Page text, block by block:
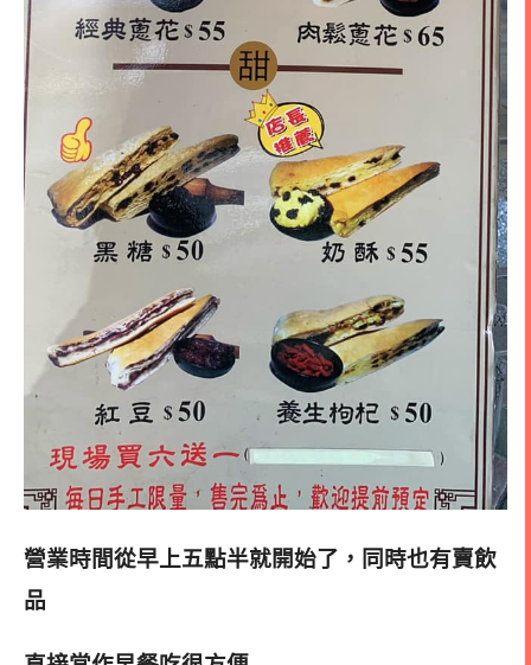
營業時間從早上五點半就開始了，同時也有賣飲
品